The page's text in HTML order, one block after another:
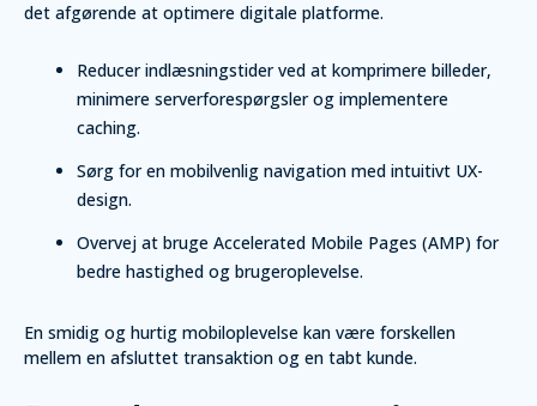
det afgørende at optimere digitale platforme.
Reducer indlæsningstider ved at komprimere billeder,
minimere serverforespørgsler og implementere
caching.
Sørg for en mobilvenlig navigation med intuitivt UX-
design.
Overvej at bruge Accelerated Mobile Pages (AMP) for
bedre hastighed og brugeroplevelse.
En smidig og hurtig mobiloplevelse kan være forskellen
mellem en afsluttet transaktion og en tabt kunde.